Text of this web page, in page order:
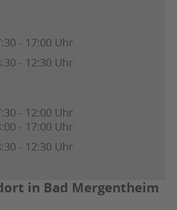
- 17:00 Uhr
- 12:30 Uhr
- 12:00 Uhr
- 17:00 Uhr
- 12:30 Uhr
in Bad Mergentheim